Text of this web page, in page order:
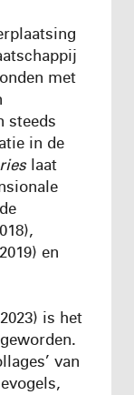
met
steeds
in de
laat
en
is het
van